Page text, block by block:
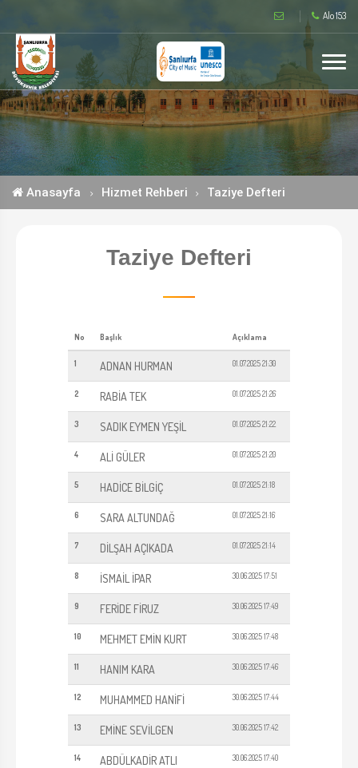
Alo 153
Anasayfa Hizmet Rehberi Taziye Defteri
Taziye Defteri
No Başlık Açıklama
1 ADNAN HURMAN 01.07.2025 21:30
2 RABİA TEK 01.07.2025 21:26
3 SADIK EYMEN YEŞİL 01.07.2025 21:22
4 ALİ GÜLER 01.07.2025 21:20
5 HADİCE BİLGİÇ 01.07.2025 21:18
6 SARA ALTUNDAĞ 01.07.2025 21:16
7 DİLŞAH AÇIKADA 01.07.2025 21:14
8 İSMAİL İPAR 30.06.2025 17:51
9 FERİDE FİRUZ 30.06.2025 17:49
10 MEHMET EMİN KURT 30.06.2025 17:48
11 HANIM KARA 30.06.2025 17:46
12 MUHAMMED HANİFİ 30.06.2025 17:44
13 EMİNE SEVİLGEN 30.06.2025 17:42
14 ABDÜLKADİR ATLI 30.06.2025 17:40